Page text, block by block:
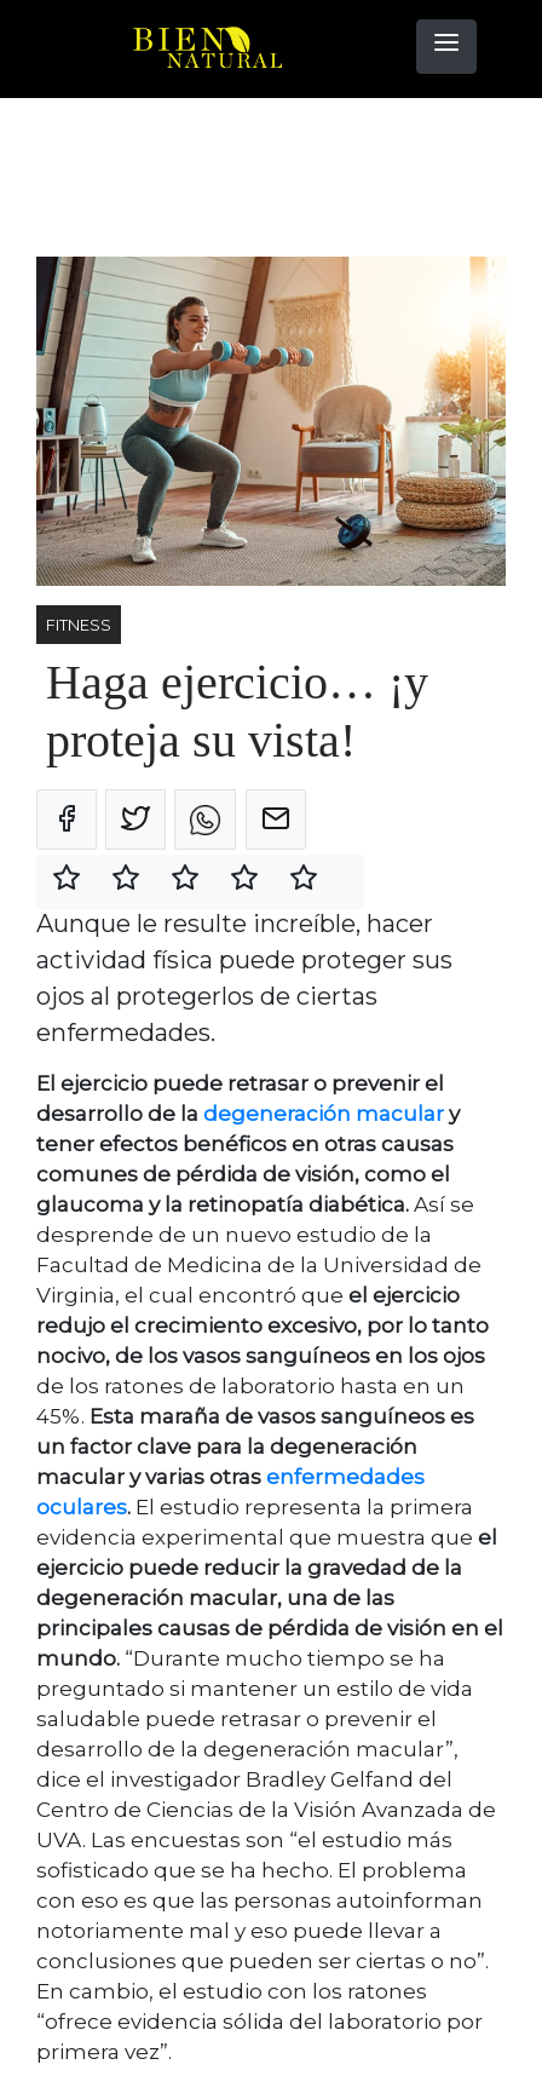
FITNESS
Haga ejercicio… ¡y
proteja su vista!
Aunque le resulte increíble, hacer
actividad física puede proteger sus
ojos al protegerlos de ciertas
enfermedades.
El ejercicio puede retrasar o prevenir el
desarrollo de la degeneración macular y
tener efectos benéficos en otras causas
comunes de pérdida de visión, como el
glaucoma y la retinopatía diabética. Así se
desprende de un nuevo estudio de la
Facultad de Medicina de la Universidad de
Virginia, el cual encontró que el ejercicio
redujo el crecimiento excesivo, por lo tanto
nocivo, de los vasos sanguíneos en los ojos
de los ratones de laboratorio hasta en un
45%. Esta maraña de vasos sanguíneos es
un factor clave para la degeneración
macular y varias otras enfermedades
oculares. El estudio representa la primera
evidencia experimental que muestra que el
ejercicio puede reducir la gravedad de la
degeneración macular, una de las
principales causas de pérdida de visión en el
mundo. “Durante mucho tiempo se ha
preguntado si mantener un estilo de vida
saludable puede retrasar o prevenir el
desarrollo de la degeneración macular”,
dice el investigador Bradley Gelfand del
Centro de Ciencias de la Visión Avanzada de
UVA. Las encuestas son “el estudio más
sofisticado que se ha hecho. El problema
con eso es que las personas autoinforman
notoriamente mal y eso puede llevar a
conclusiones que pueden ser ciertas o no”.
En cambio, el estudio con los ratones
“ofrece evidencia sólida del laboratorio por
primera vez”.